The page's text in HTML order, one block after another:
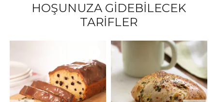
HOŞUNUZA GİDEBİLECEK
TARİFLER